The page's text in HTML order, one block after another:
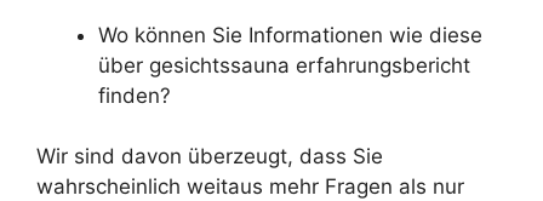
Wo können Sie Informationen wie diese
über gesichtssauna erfahrungsbericht
finden?
Wir sind davon überzeugt, dass Sie
wahrscheinlich weitaus mehr Fragen als nur